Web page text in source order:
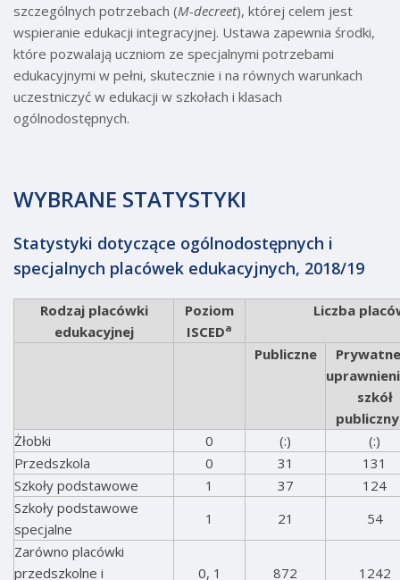
szczególnych potrzebach (M-decreet), której celem jest
wspieranie edukacji integracyjnej. Ustawa zapewnia środki,
które pozwalają uczniom ze specjalnymi potrzebami
edukacyjnymi w pełni, skutecznie i na równych warunkach
uczestniczyć w edukacji w szkołach i klasach
ogólnodostępnych.
WYBRANE STATYSTYKI
Statystyki dotyczące ogólnodostępnych i
specjalnych placówek edukacyjnych, 2018/19
Rodzaj placówki
edukacyjnej
Poziom
ISCEDa
Liczba
Publiczne
szkół
Żłobki
0 (:)
(:)
Przedszkola
0 31
131
Szkoły podstawowe
1 37
124
Szkoły podstawowe
specjalne
1 21
54
Zarówno placówki
przedszkolne i
0, 1 872 1242